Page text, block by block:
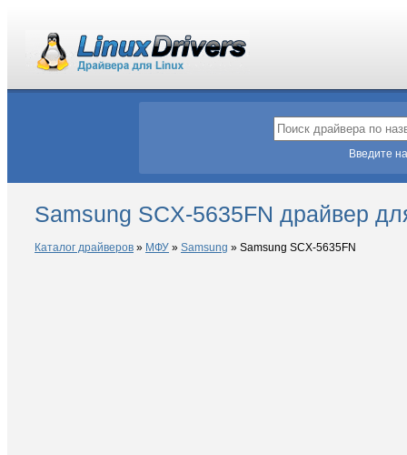
Введите
Samsung SCX-5635FN драйвер
Каталог драйверов » МФУ » Samsung » Samsung SCX-5635FN